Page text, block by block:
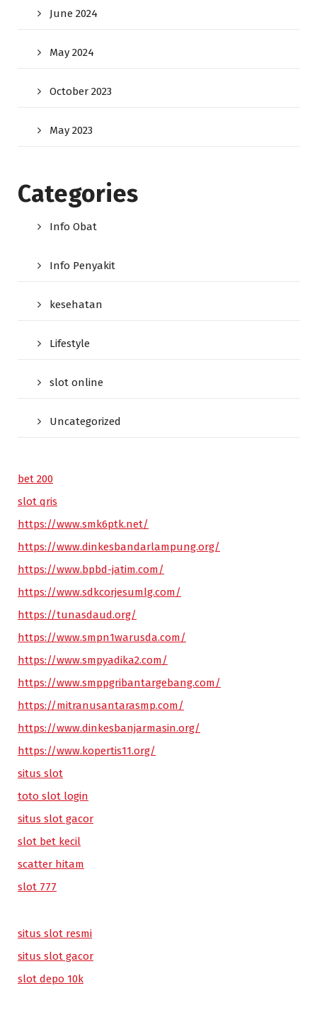
June 2024
May 2024
October 2023
May 2023
Categories
Info Obat
Info Penyakit
kesehatan
Lifestyle
slot online
Uncategorized
bet 200
slot qris
https://www.smk6ptk.net/
https://www.dinkesbandarlampung.org/
https://www.bpbd-jatim.com/
https://www.sdkcorjesumlg.com/
https://tunasdaud.org/
https://www.smpn1warusda.com/
https://www.smpyadika2.com/
https://www.smppgribantargebang.com/
https://mitranusantarasmp.com/
https://www.dinkesbanjarmasin.org/
https://www.kopertis11.org/
situs slot
toto slot login
situs slot gacor
slot bet kecil
scatter hitam
slot 777
situs slot resmi
situs slot gacor
slot depo 10k